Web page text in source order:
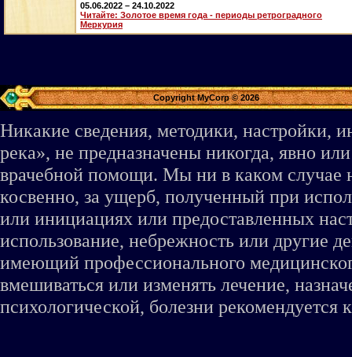
05.06.2022 – 24.10.2022
Читайте: Золотое время года - периоды ретроградного
Меркурия
Copyright MyCorp © 2026
Никакие сведения, методики, настройки,
река», не предназначены никогда, явно
врачебной помощи. Мы ни в каком случае
косвенно, за ущерб, полученный при
или инициациях или предоставленных
использование, небрежность или другие
имеющий профессионального
вмешиваться или изменять лечение,
психологической, болезни рекомендуется